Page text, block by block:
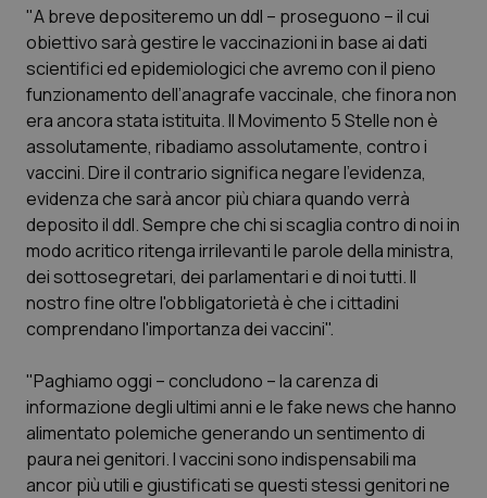
Abruzzo
Basilicata
Calabria
Campania
Emilia-Romagna
Friuli Venezia Giulia
Lazio
Liguria
Lombardia
QS Pro Gold
Artrite & artrosi
Asma & BPCO
Car-T
Colesterolo & coronaropatie
Dermatite Atopica
Diabete & glucometri
Disturbi dell’umore
Dolore
QS Club Newsletter
"A breve depositeremo un ddl – proseguono – il cui
obiettivo sarà gestire le vaccinazioni in base ai dati
scientifici ed epidemiologici che avremo con il pieno
funzionamento dell’anagrafe vaccinale, che finora non
era ancora stata istituita. Il Movimento 5 Stelle non è
assolutamente, ribadiamo assolutamente, contro i
vaccini. Dire il contrario significa negare l'evidenza,
evidenza che sarà ancor più chiara quando verrà
deposito il ddl. Sempre che chi si scaglia contro di noi in
modo acritico ritenga irrilevanti le parole della ministra,
dei sottosegretari, dei parlamentari e di noi tutti. Il
nostro fine oltre l'obbligatorietà è che i cittadini
comprendano l'importanza dei vaccini".
"Paghiamo oggi – concludono – la carenza di
informazione degli ultimi anni e le fake news che hanno
alimentato polemiche generando un sentimento di
paura nei genitori. I vaccini sono indispensabili ma
ancor più utili e giustificati se questi stessi genitori ne